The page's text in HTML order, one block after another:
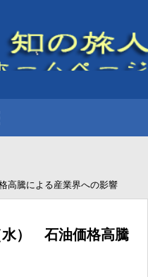
高騰による産業界への影響
水） 石油価格高騰